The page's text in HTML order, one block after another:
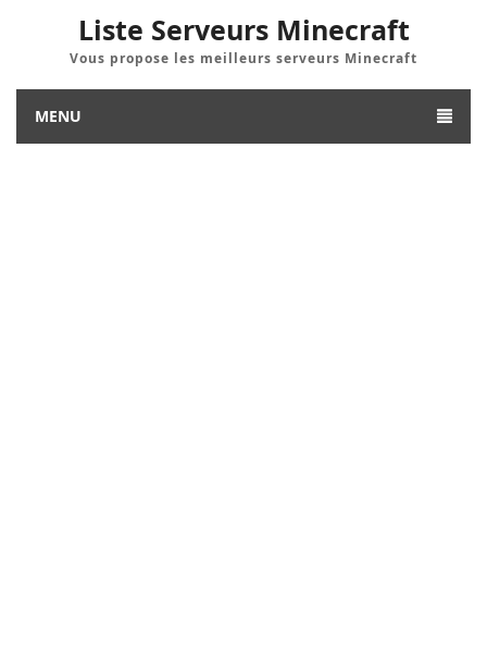
Liste Serveurs Minecraft
Vous propose les meilleurs serveurs Minecraft
MENU